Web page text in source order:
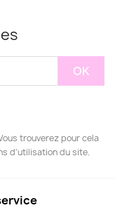
trouverez pour cela
d'utilisation du site.